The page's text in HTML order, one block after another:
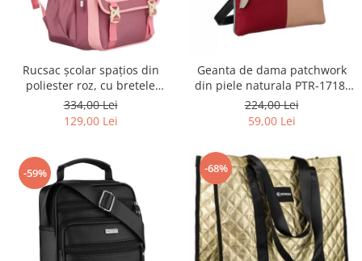
Rucsac școlar spațios din
poliester roz, cu bretele
reglabile - Peterson PTR-PTN
8610-1327 PINK
334,00 Lei
129,00 Lei
Geanta de dama patchwork
din piele naturala PTR-1718-
SKL-6922 MULTI
224,00 Lei
59,00 Lei
-59% -68%